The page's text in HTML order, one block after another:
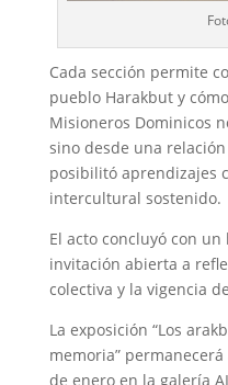
Cada sección permite
pueblo Harakbut y
Misioneros Dominicos
sino desde una
posibilitó aprendizajes
intercultural sostenido.
El acto concluyó con
invitación abierta a
colectiva y la vigencia
La exposición “Los
memoria”
de enero en la galería